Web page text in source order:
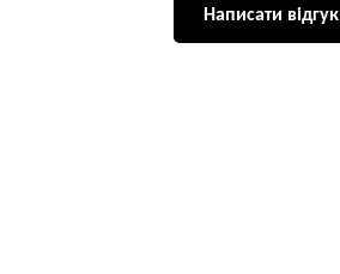
Написати відгук